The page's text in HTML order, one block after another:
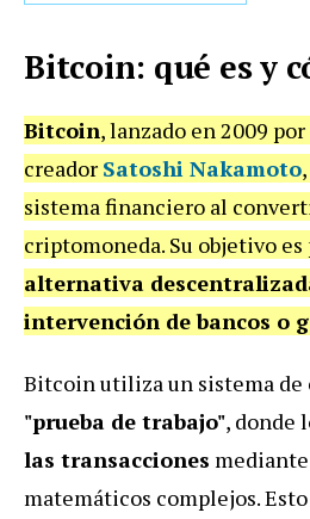
Bitcoin: qué es y
Bitcoin, lanzado en 2009
creador Satoshi Nakamoto
sistema financiero al
criptomoneda. Su objetivo
alternativa
intervención de bancos o
Bitcoin utiliza un sistema de
"prueba de trabajo", donde
las transacciones
matemáticos complejos.